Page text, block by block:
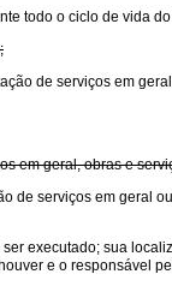
todo o ciclo de vida
de serviços em
em geral, obras e
de serviços em geral
executado; sua
e o responsável